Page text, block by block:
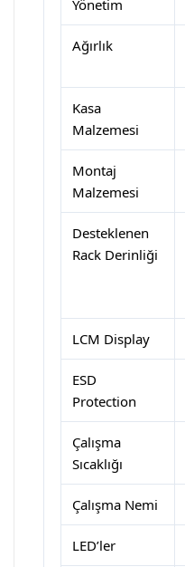
Yönetim
Ağırlık
Kasa
Malzemesi
Montaj
Malzemesi
Desteklenen
Rack Derinliği
LCM Display
ESD
Protection
Çalışma
Sıcaklığı
Çalışma Nemi
LED’ler